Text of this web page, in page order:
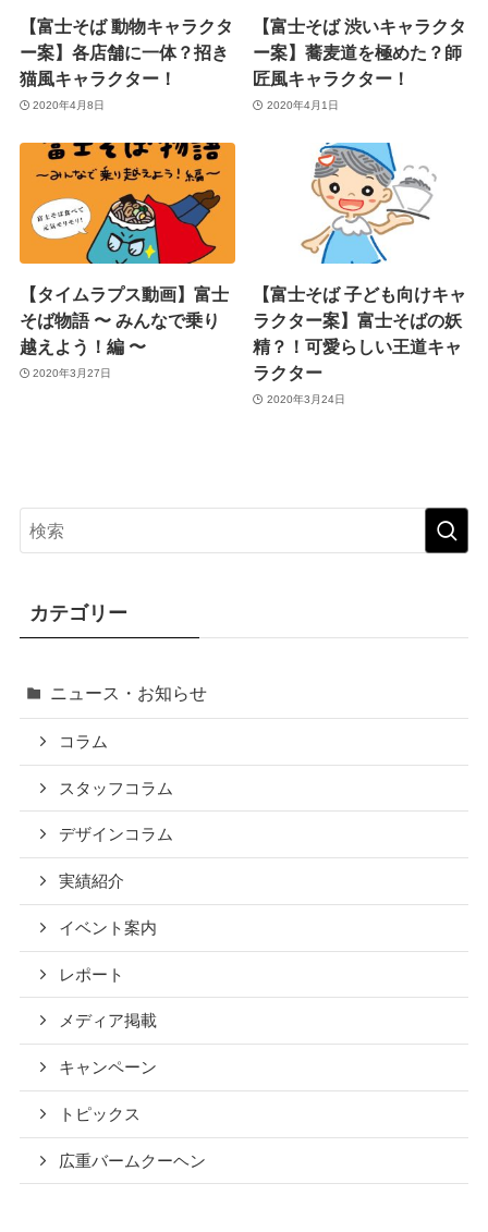
【富士そば 動物キャラクタ
ー案】各店舗に一体？招き
猫風キャラクター！
2020年4月8日
【富士そば 渋いキャラクタ
ー案】蕎麦道を極めた？師
匠風キャラクター！
2020年4月1日
【タイムラプス動画】富士
そば物語 〜 みんなで乗り
越えよう！編 〜
2020年3月27日
【富士そば 子ども向けキャ
ラクター案】富士そばの妖
精？！可愛らしい王道キャ
ラクター
2020年3月24日
カテゴリー
ニュース・お知らせ
コラム
スタッフコラム
デザインコラム
実績紹介
イベント案内
レポート
メディア掲載
キャンペーン
トピックス
広重バームクーヘン